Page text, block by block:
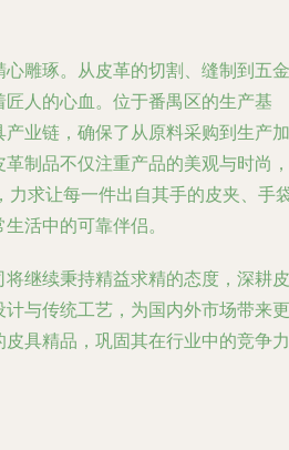
雕琢。从皮革的切割、缝制到五金
人的心血。位于番禺区的生产基
业链，确保了从原料采购到生产加
制品不仅注重产品的美观与时尚，
力求让每一件出自其手的皮夹、手
活中的可靠伴侣。
继续秉持精益求精的态度，深耕皮
与传统工艺，为国内外市场带来更
具精品，巩固其在行业中的竞争力